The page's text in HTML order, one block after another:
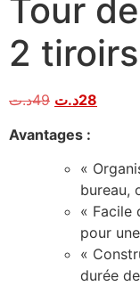
Tour
2
49د.ت 28د.ت
Avantages :
«
bureau,
« Facile
pour
«
durée